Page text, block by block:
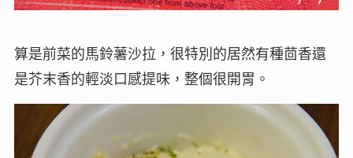
算是前菜的馬鈴薯沙拉，很特別的居然有種茴香還
是芥末香的輕淡口感提味，整個很開胃。